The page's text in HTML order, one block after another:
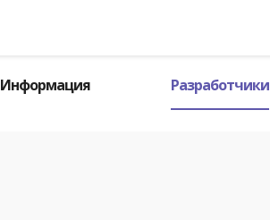
Информация Разработчики